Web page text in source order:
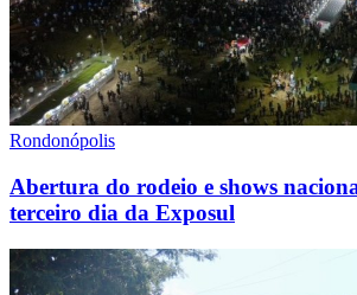
Rondonópolis
Abertura do rodeio e shows
terceiro dia da Exposul